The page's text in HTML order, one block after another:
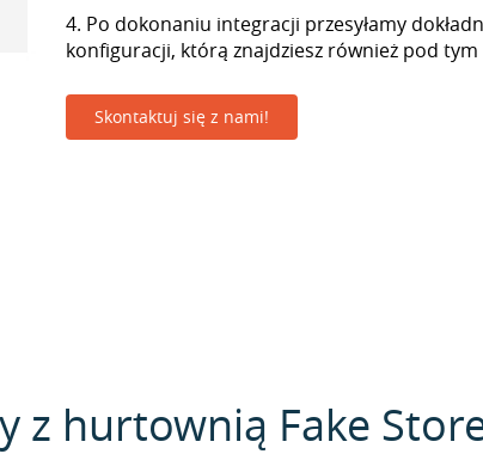
4. Po dokonaniu integracji przesyłamy
konfiguracji, którą znajdziesz również pod tym
Skontaktuj się z nami!
z hurtownią Fake